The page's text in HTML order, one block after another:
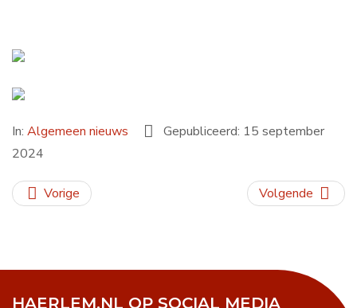
In: Algemeen nieuws
Gepubliceerd: 15 september
2024
Vorige Volgende
HAERLEM.NL OP SOCIAL MEDIA